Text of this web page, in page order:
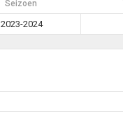
Seizoen
2023-2024